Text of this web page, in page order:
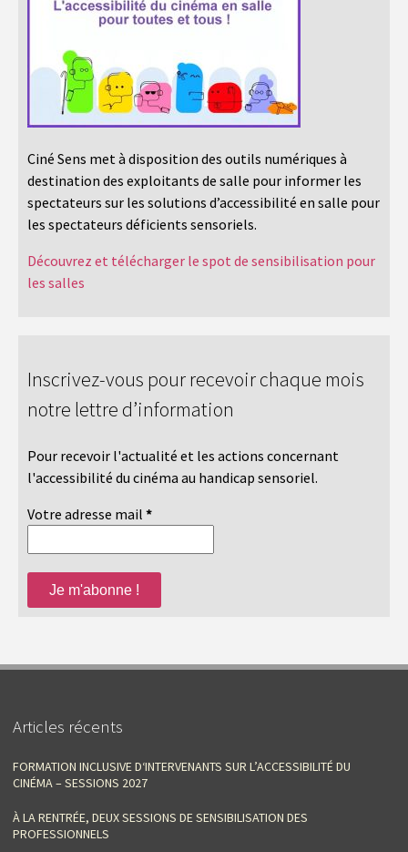
Ciné Sens met à disposition des outils numériques à
destination des exploitants de salle pour informer les
spectateurs sur les solutions d’accessibilité en salle pour
les spectateurs déficients sensoriels.
Découvrez et télécharger le spot de sensibilisation pour
les salles
Inscrivez-vous pour recevoir chaque mois
notre lettre d’information
Pour recevoir l'actualité et les actions concernant
l'accessibilité du cinéma au handicap sensoriel.
Votre adresse mail *
Articles récents
FORMATION INCLUSIVE D‘INTERVENANTS SUR L’ACCESSIBILITÉ DU
CINÉMA – SESSIONS 2027
À LA RENTRÉE, DEUX SESSIONS DE SENSIBILISATION DES
PROFESSIONNELS